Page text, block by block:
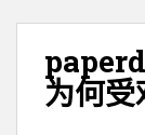
为何受